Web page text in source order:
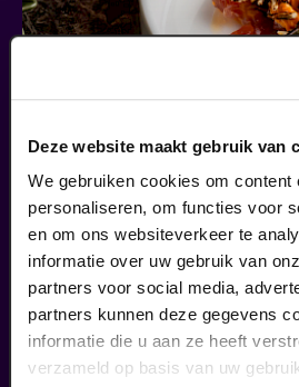
Deze website maakt gebruik van
We gebruiken cookies om content
personaliseren, om functies voor
en om ons websiteverkeer te
informatie over uw gebruik van
partners voor social media,
partners kunnen deze gegevens
informatie die u aan ze heeft
verzameld op basis van uw
Begin bij SIN
€ 39,50
meer informatie
liefhebbers bestelden